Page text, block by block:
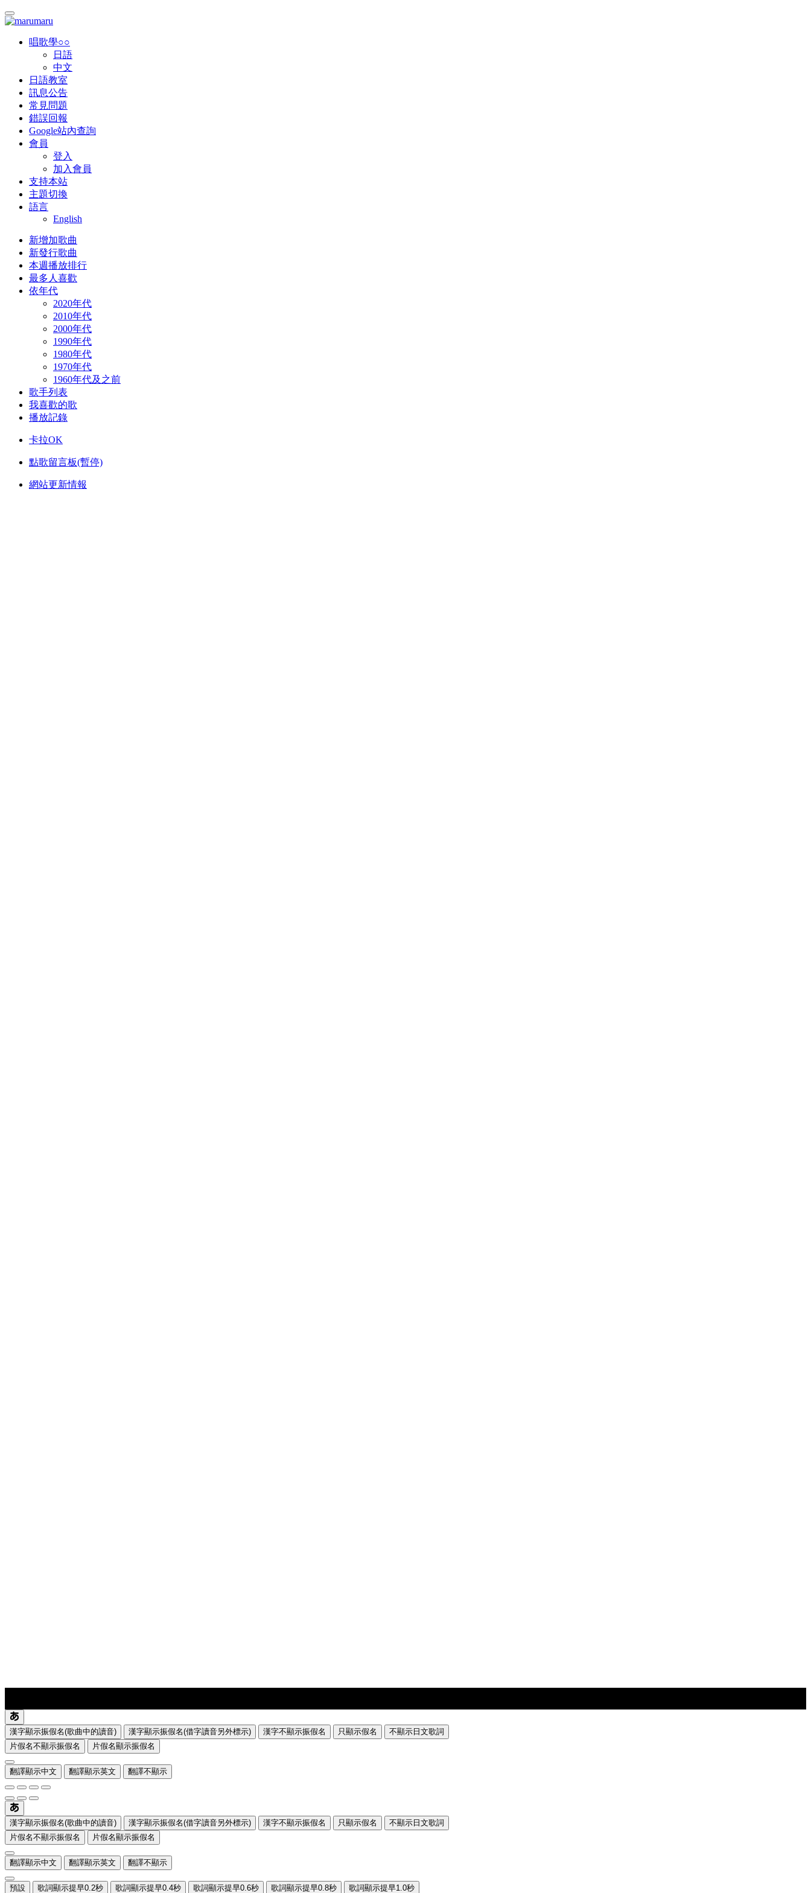
唱歌學○○
日語
中文
日語教室
訊息公告
常見問題
錯誤回報
Google站內查詢
會員
登入
加入會員
支持本站
主題切換
語言
English
新增加歌曲
新發行歌曲
本週播放排行
最多人喜歡
依年代
2020年代
2010年代
2000年代
1990年代
1980年代
1970年代
1960年代及之前
歌手列表
我喜歡的歌
播放記錄
卡拉OK
點歌留言板(暫停)
網站更新情報
漢字顯示振假名(歌曲中的讀音) 漢字顯示振假名(借字讀音另外標示) 漢字不顯示振假名 只顯示假名
不顯示日文歌詞
片假名不顯示振假名
片假名顯示振假名
翻譯顯示中文 翻譯顯示英文 翻譯不顯示
漢字顯示振假名(歌曲中的讀音) 漢字顯示振假名(借字讀音另外標示) 漢字不顯示振假名 只顯示假名
不顯示日文歌詞
片假名不顯示振假名
片假名顯示振假名
翻譯顯示中文 翻譯顯示英文 翻譯不顯示
預設 歌詞顯示提早0.2秒 歌詞顯示提早0.4秒 歌詞顯示提早0.6秒 歌詞顯示提早0.8秒 歌詞顯示提早1.0秒